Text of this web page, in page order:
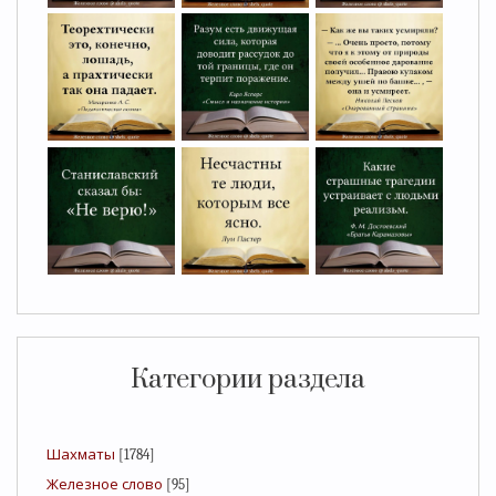
Категории раздела
Шахматы [1784]
Железное слово [95]